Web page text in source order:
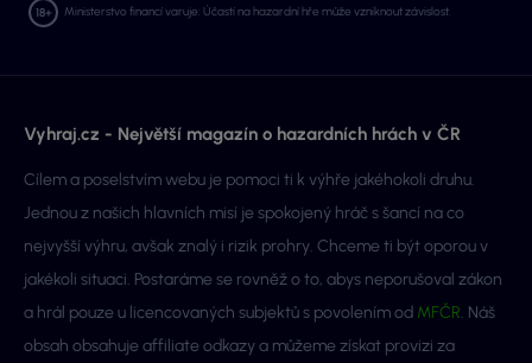
Ministerstvo financí varuje: Účastí na hazardní hře může vzniknout závislost.
Vyhraj.cz - Největší magazín o hazardních hrách v ČR
Cílem a poselstvím webu je pomoci ti k výhře jakéhokoli druhu.
Jednou z našich hlavních misí je spokojený hráč s šancí na co
nejvyšší výhru, avšak znalý i rizik prohry. Chceme ti být oporou v
jakékoli situaci. Postaráme se rovněž o to, abys neporušoval zákon
a hrál pouze u licencovaných subjektů s povolením od MFČR. Náš
obsah obsahuje affiliate odkazy a můžeme získat provizi za